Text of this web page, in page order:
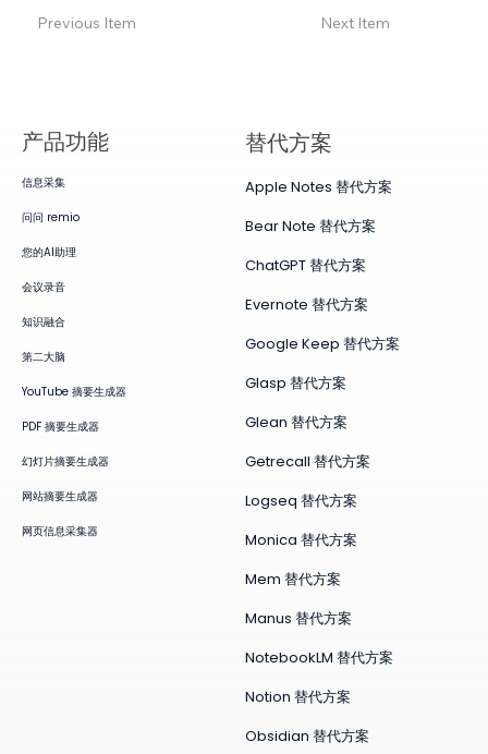
Previous Item Next Item
产品​功能
信息采集
问问 remio
您的AI助理
会议录音
知识融合
第二大脑
YouTube 摘要生成器
PDF 摘要生成器
幻灯片摘要生成器
网站摘要生成器
网页信息采集器
替代方案
Apple Notes 替代方案
Bear Note 替代方案
ChatGPT 替代方案
Evernote 替代方案
Google Keep 替代方案
Glasp 替代方案
Glean 替代方案
Getrecall 替代方案
Logseq 替代方案
Monica 替代方案
Mem 替代方案
Manus 替代方案
NotebookLM 替代方案
Notion 替代方案
Obsidian 替代方案